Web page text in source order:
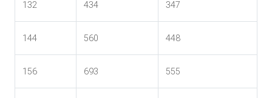
132 434 347
144 560 448
156 693 555